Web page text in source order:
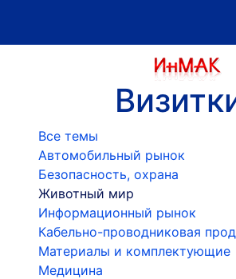
Все темы
Автомобильный рынок
Безопасность, охрана
Животный мир
Информационный рынок
Кабельно-проводниковая
Материалы и комплектующие
Медицина